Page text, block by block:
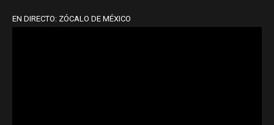
EN DIRECTO: ZÓCALO DE MÉXICO